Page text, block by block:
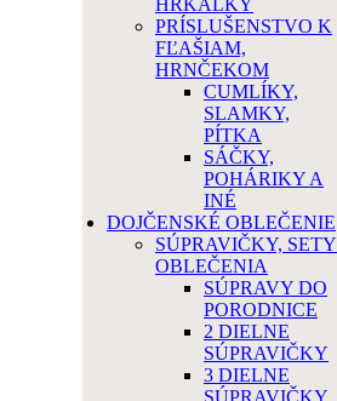
HRKÁLKY
PRÍSLUŠENSTVO K
FĽAŠIAM,
HRNČEKOM
CUMLÍKY,
SLAMKY,
PÍTKA
SÁČKY,
POHÁRIKY A
INÉ
DOJČENSKÉ OBLEČENIE
SÚPRAVIČKY, SETY
OBLEČENIA
SÚPRAVY DO
PORODNICE
2 DIELNE
SÚPRAVIČKY
3 DIELNE